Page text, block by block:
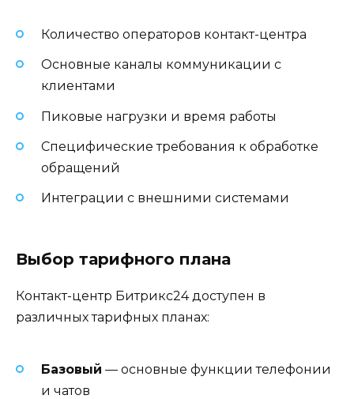
Количество операторов контакт-центра
Основные каналы коммуникации с
клиентами
Пиковые нагрузки и время работы
Специфические требования к обработке
обращений
Интеграции с внешними системами
Выбор тарифного плана
Контакт-центр Битрикс24 доступен в
различных тарифных планах:
Базовый — основные функции телефонии
и чатов